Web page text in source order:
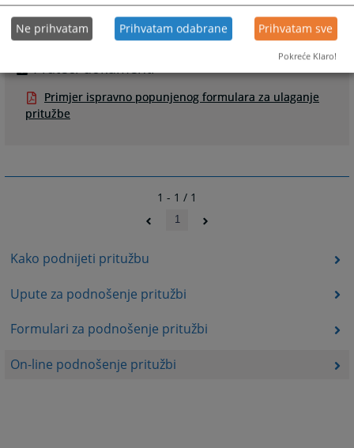
Kako podnijeti pritužbu
Upute za podnošenje pritužbi
Formulari za podnošenje pritužbi
On-line podnošenje pritužbi
Prateći dokumenti
Primjer ispravno popunjenog formulara za ulaganje
pritužbe
1 - 1 / 1
1
Ne prihvatam Prihvatam odabrane Prihvatam sve
Pokreće Klaro!